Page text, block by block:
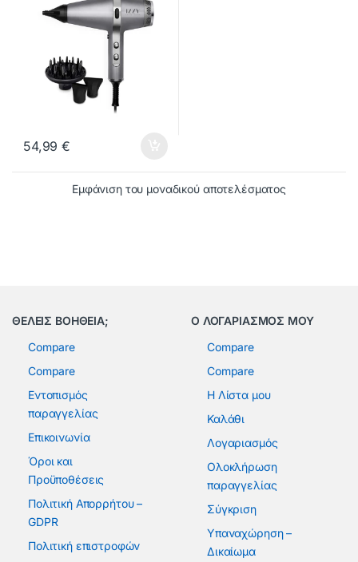
54,99€
Εμφάνιση του μοναδικού αποτελέσματος
ΘΕΛΕΙΣ ΒΟΗΘΕΙΑ;
Compare
Compare
Εντοπισμός
παραγγελίας
Επικοινωνία
Όροι και
Προϋποθέσεις
Πολιτική Απορρήτου –
GDPR
Πολιτική επιστροφών
Ο ΛΟΓΑΡΙΑΣΜΟΣ ΜΟΥ
Compare
Compare
Η Λίστα μου
Καλάθι
Λογαριασμός
Ολοκλήρωση
παραγγελίας
Σύγκριση
Υπαναχώρηση –
Δικαίωμα